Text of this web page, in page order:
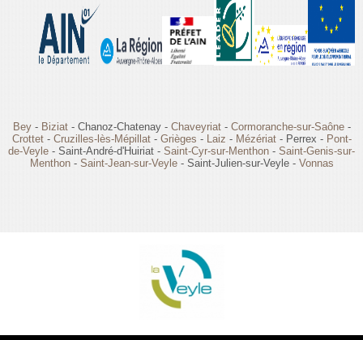
Bey- Biziat- Chanoz-Chatenay - Chaveyriat- Cormoranche-sur-Saône-
Crottet - Cruzilles-lès-Mépillat- Grièges - Laiz - Mézériat- Perrex - Pont-
de-Veyle - Saint-André-d'Huiriat - Saint-Cyr-sur-Menthon - Saint-Genis-sur-
Menthon- Saint-Jean-sur-Veyle- Saint-Julien-sur-Veyle - Vonnas